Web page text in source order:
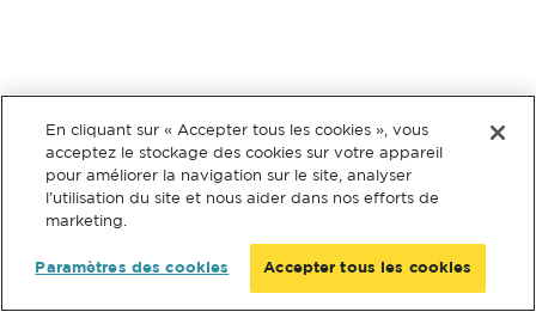
En cliquant sur « Accepter tous les cookies », vous
acceptez le stockage des cookies sur votre appareil
pour améliorer la navigation sur le site, analyser
l’utilisation du site et nous aider dans nos efforts de
marketing.
Paramètres des cookies Accepter tous les cookies